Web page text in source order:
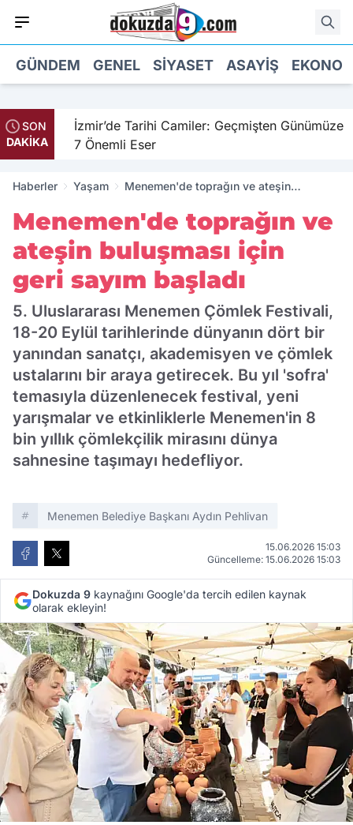
GÜNDEM GENEL SIYASET ASAYIŞ
SON
DAKİKA
İzmir’de Tarihi Camiler: Geçmişten Günümüze
7 Önemli Eser
Haberler Yaşam
Menemen'de toprağın ve ateşin
Menemen'de toprağın ve
ateşin buluşması için
geri sayım başladı
5. Uluslararası Menemen Çömlek Festivali,
18-20 Eylül tarihlerinde dünyanın dört bir
yanından sanatçı, akademisyen ve çömlek
ustalarını bir araya getirecek. Bu yıl 'sofra'
temasıyla düzenlenecek festival, yeni
yarışmalar ve etkinliklerle Menemen'in 8
bin yıllık çömlekçilik mirasını dünya
sahnesine taşımayı hedefliyor.
Menemen Belediye Başkanı Aydın Pehlivan
15.06.2026 15:03
Güncelleme: 15.06.2026 15:03
Dokuzda 9 kaynağını Google'da tercih edilen kaynak
olarak ekleyin!